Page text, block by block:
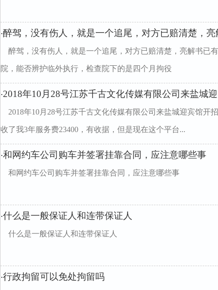
·醉驾，没有伤人，就是一个追尾，对方已赔清楚，
醉驾，没有伤人，就是一个追尾，对方已赔清楚，亮解书已
院，能否辨护临外执行，检查院下的是四个月拘役
·2018年10月28号江苏千古文化传媒有限公司来盐城
2018年10月28号江苏千古文化传媒有限公司来盐城迎宾馆开
收了我3年服务费23400，有收据，但是现在这个平台...
·和网约车公司购车并签署挂靠合同，应注意哪些事
和网约车公司购车并签署挂靠合同，应注意哪些事
·什么是一般保证人和连带保证人
什么是一般保证人和连带保证人
·行政拘留可以免处拘留吗